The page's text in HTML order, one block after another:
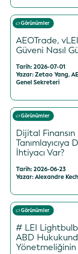
Görünümler
AEOTrade,
Güveni Nasıl
Tarih: 2026-07-01
Yazar: Zetao Yang,
Genel Sekreteri
Görünümler
Dijital
İhtiyacı Var?
Tarih: 2026-06-23
Yazar: Alexandre Kech
Görünümler
# LEI Lightbulb
ABD
Yönetmeliğinin